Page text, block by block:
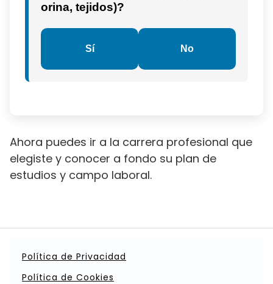
orina, tejidos)?
Sí No
Ahora puedes ir a la carrera profesional que
elegiste y conocer a fondo su plan de
estudios y campo laboral.
Política de Privacidad
Política de Cookies